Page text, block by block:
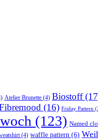
Atelier Brunette (4) Biostoff
(16) Friday Pattern
(123) Named
(4) waffle pattern (6)